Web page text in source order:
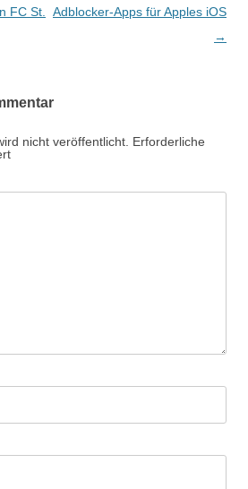
FC St.
Adblocker-Apps für Apples iOS
→
nicht veröffentlicht. Erforderliche